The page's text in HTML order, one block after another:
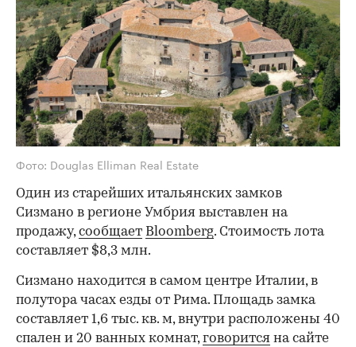
Фото: Douglas Elliman Real Estate
Один из старейших итальянских замков
Сизмано в регионе Умбрия выставлен на
продажу,сообщает Bloomberg. Стоимость лота
составляет $8,3 млн.
Сизмано находится в самом центре Италии, в
полутора часах езды от Рима. Площадь замка
составляет 1,6 тыс. кв. м, внутри расположены 40
спален и 20 ванных комнат,говорится на сайте